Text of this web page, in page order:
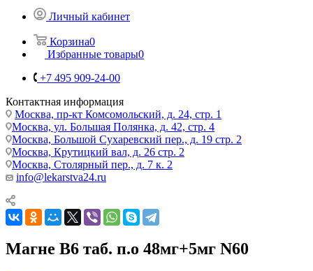
Личный кабинет
Корзина0
Избранные товары0
+7 495 909-24-00
Контактная информация
Москва, пр-кт Комсомольский, д. 24, стр. 1
Москва, ул. Большая Полянка, д. 42, стр. 4
Москва, Большой Сухаревский пер., д. 19 стр. 2
Москва, Крутицкий вал, д. 26 стр. 2
Москва, Столярный пер., д. 7 к. 2
info@lekarstva24.ru
Магне B6 таб. п.о 48мг+5мг N60